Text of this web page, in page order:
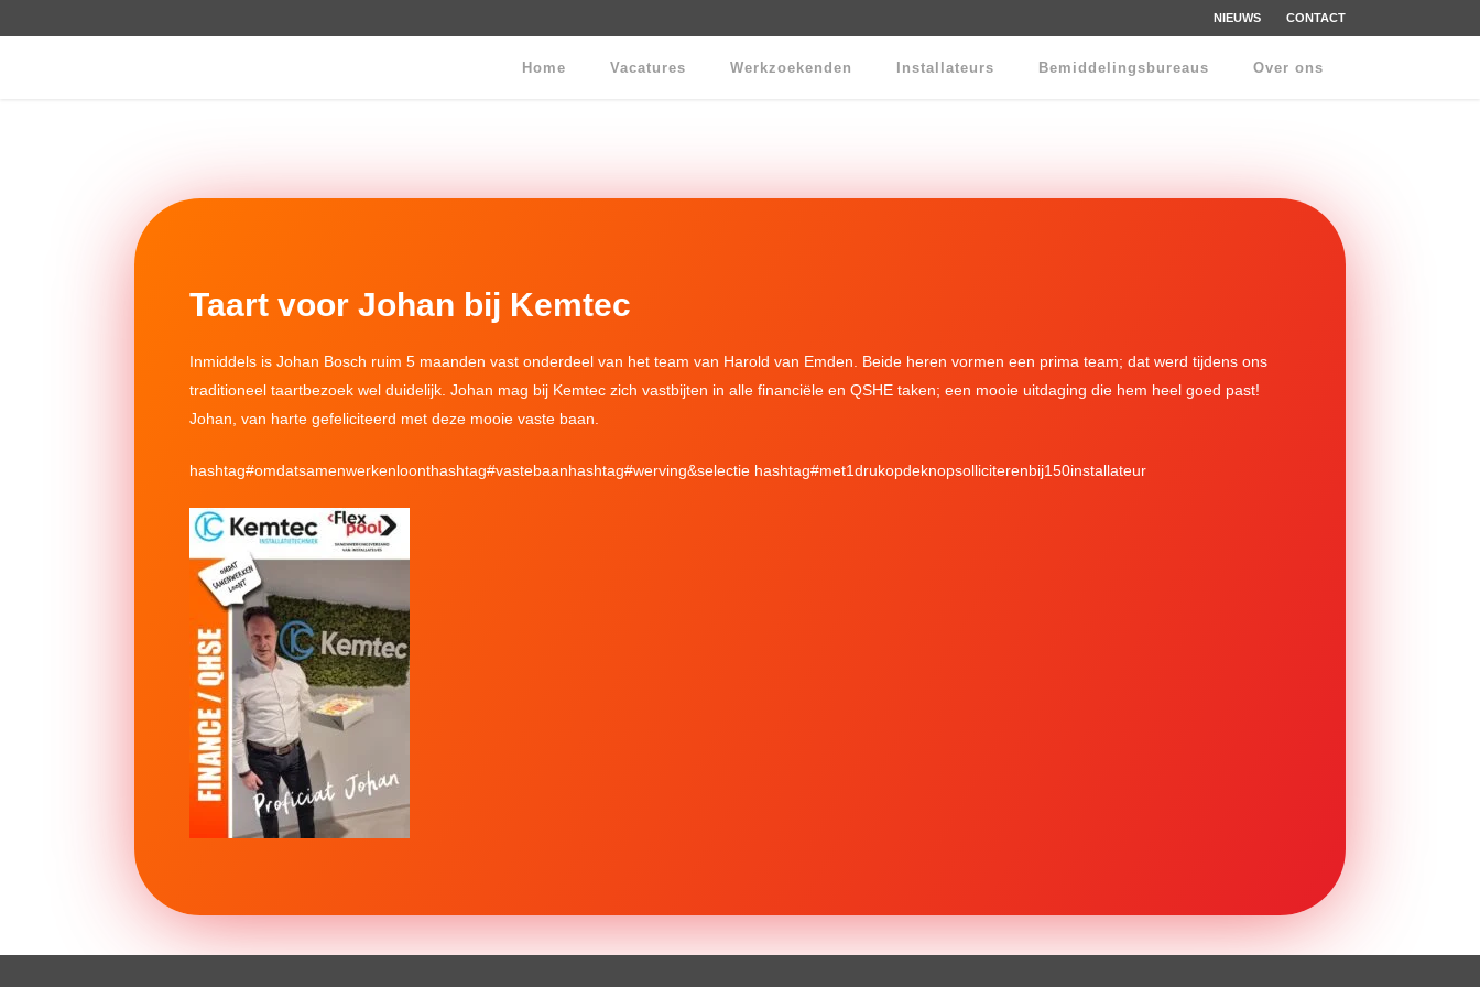
NIEUWS CONTACT
Home Vacatures Werkzoekenden Installateurs Bemiddelingsbureaus Over ons
Taart voor Johan bij Kemtec
Inmiddels is Johan Bosch ruim 5 maanden vast onderdeel van het team van Harold van Emden . Beide heren vormen een prima team; dat werd tijdens ons
traditioneel taartbezoek wel duidelijk. Johan mag bij Kemtec zich vastbijten in alle financiële en QSHE taken; een mooie uitdaging die hem heel goed past!
Johan, van harte gefeliciteerd met deze mooie vaste baan.
hashtag#omdatsamenwerkenloonthashtag#vastebaanhashtag#werving&selectie hashtag#met1drukopdeknopsolliciterenbij150installateur